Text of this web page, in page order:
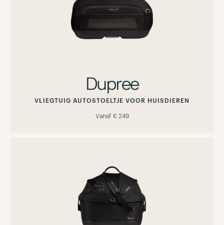
Dupree
VLIEGTUIG AUTOSTOELTJE VOOR HUISDIEREN
Vanaf € 249